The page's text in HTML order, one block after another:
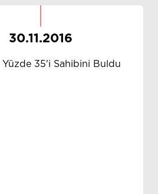
30.11.2016
Yüzde 35'i Sahibini Buldu